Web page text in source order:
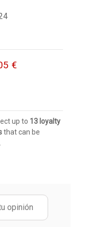
€
up to 13 loyalty
that can be
opinión